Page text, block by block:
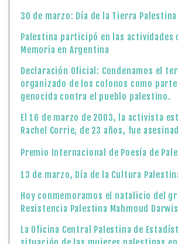
30 de marzo: Día de la Tierra Palestina
Palestina participó en las actividades
Memoria en Argentina
Declaración Oficial: Condenamos el
organizado de los colonos como
genocida contra el pueblo palestino.
El 16 de marzo de 2003, la activista
Rachel Corrie, de 23 años, fue
Premio Internacional de Poesía de
13 de marzo, Día de la Cultura
Hoy conmemoramos el natalicio del
Resistencia Palestina Mahmoud
La Oficina Central Palestina de